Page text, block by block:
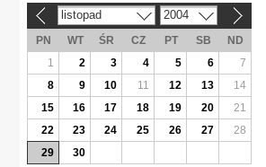
listopad 2004
PN WT ŚR CZ PT SB
ND
1
2 3 4 5 6
7
8
9 10 11 12 13
14
15
16 17 18 19 20
21
22
23 24 25 26 27
28
29
30